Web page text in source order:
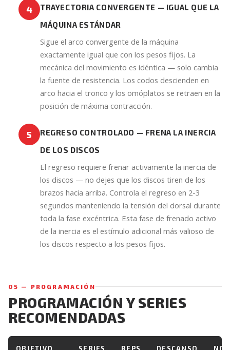
4
TRAYECTORIA CONVERGENTE — IGUAL QUE LA
MÁQUINA ESTÁNDAR
Sigue el arco convergente de la máquina
exactamente igual que con los pesos fijos. La
mecánica del movimiento es idéntica — solo cambia
la fuente de resistencia. Los codos descienden en
arco hacia el tronco y los omóplatos se retraen en la
posición de máxima contracción.
5
REGRESO CONTROLADO — FRENA LA INERCIA
DE LOS DISCOS
El regreso requiere frenar activamente la inercia de
los discos — no dejes que los discos tiren de los
brazos hacia arriba. Controla el regreso en 2-3
segundos manteniendo la tensión del dorsal durante
toda la fase excéntrica. Esta fase de frenado activo
de la inercia es el estímulo adicional más valioso de
los discos respecto a los pesos fijos.
05 — PROGRAMACIÓN
PROGRAMACIÓN Y SERIES
RECOMENDADAS